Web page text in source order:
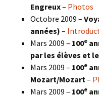
Engreux– Photos
Octobre 2009 –
années) –
Mars 2009 – 100e
par les élèves et
Mars 2009 – 100e
Mozart/Mozart –
Mars 2009 – 100e